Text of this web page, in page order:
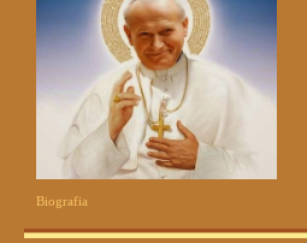
Biografia